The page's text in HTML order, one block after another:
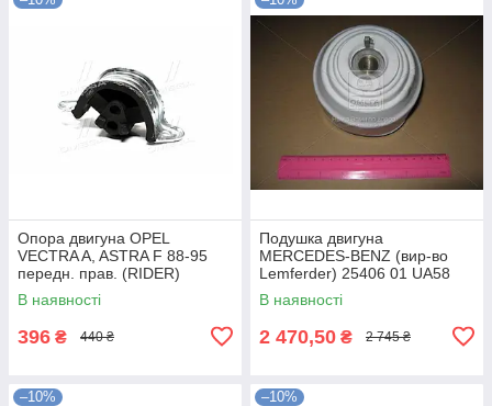
Опора двигуна OPEL
VECTRA A, ASTRA F 88-95
передн. прав. (RIDER)
RD.3438325348 UA58
В наявності
396 ₴ 440 ₴
Подушка двигуна
MERCEDES-BENZ (вир-во
Lemferder) 25406 01 UA58
В наявності
2 470,50 ₴ 2 745 ₴
–10% –10%